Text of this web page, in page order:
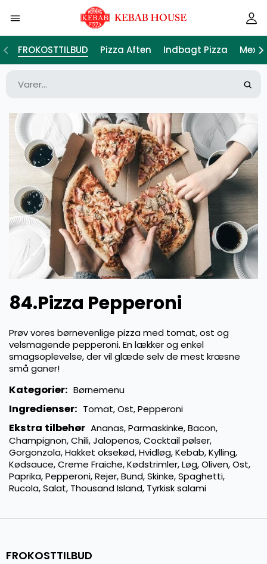
FROKOSTTILBUD Pizza Aften Indbagt Pizza
84.Pizza Pepperoni
Prøv vores børnevenlige pizza med tomat, ost og
velsmagende pepperoni. En lækker og enkel
smagsoplevelse, der vil glæde selv de mest kræsne
små ganer!
Kategorier: Børnemenu
Ingredienser: Tomat, Ost, Pepperoni
Ekstra tilbehør Ananas, Parmaskinke, Bacon,
Champignon, Chili, Jalopenos, Cocktail pølser,
Gorgonzola, Hakket oksekød, Hvidløg, Kebab, Kylling,
Kødsauce, Creme Fraiche, Kødstrimler, Løg, Oliven, Ost,
Paprika, Pepperoni, Rejer, Bund, Skinke, Spaghetti,
Rucola, Salat, Thousand Island, Tyrkisk salami
FROKOSTTILBUD